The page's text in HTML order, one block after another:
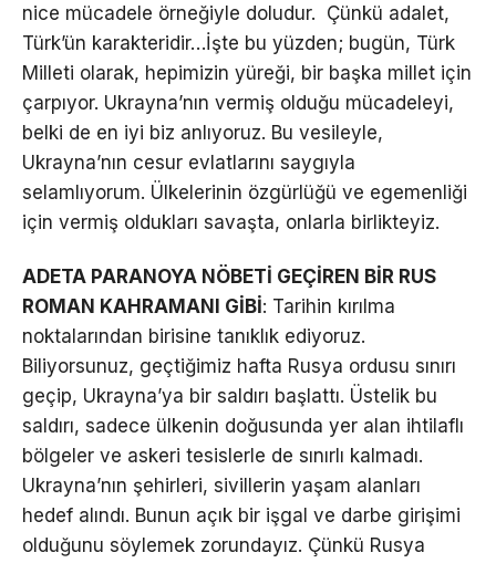
nice mücadele örneğiyle doludur. Çünkü adalet,
Türk’ün karakteridir…İşte bu yüzden; bugün, Türk
Milleti olarak, hepimizin yüreği, bir başka millet için
çarpıyor. Ukrayna’nın vermiş olduğu mücadeleyi,
belki de en iyi biz anlıyoruz. Bu vesileyle,
Ukrayna’nın cesur evlatlarını saygıyla
selamlıyorum. Ülkelerinin özgürlüğü ve egemenliği
için vermiş oldukları savaşta, onlarla birlikteyiz.
ADETA PARANOYA NÖBETİ GEÇİREN BİR RUS
ROMAN KAHRAMANI GİBİ: Tarihin kırılma
noktalarından birisine tanıklık ediyoruz.
Biliyorsunuz, geçtiğimiz hafta Rusya ordusu sınırı
geçip, Ukrayna’ya bir saldırı başlattı. Üstelik bu
saldırı, sadece ülkenin doğusunda yer alan ihtilaflı
bölgeler ve askeri tesislerle de sınırlı kalmadı.
Ukrayna’nın şehirleri, sivillerin yaşam alanları
hedef alındı. Bunun açık bir işgal ve darbe girişimi
olduğunu söylemek zorundayız. Çünkü Rusya